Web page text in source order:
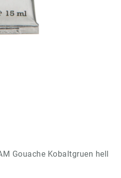
Gouache Kobaltgruen hell